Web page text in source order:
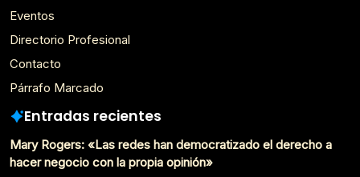
Eventos
Directorio Profesional
Contacto
Párrafo Marcado
Entradas recientes
Mary Rogers: «Las redes han democratizado el derecho a
hacer negocio con la propia opinión»